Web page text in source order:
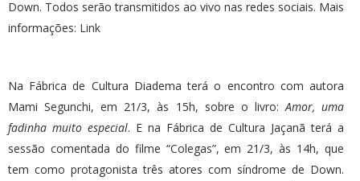
Down. Todos serão transmitidos ao vivo nas redes sociais. Mais
informações: Link
Na Fábrica de Cultura Diadema terá o encontro com autora
Mami Segunchi, em 21/3, às 15h, sobre o livro: Amor, uma
fadinha muito especial. E na Fábrica de Cultura Jaçanã terá a
sessão comentada do filme “Colegas”, em 21/3, às 14h, que
tem como protagonista três atores com síndrome de Down.